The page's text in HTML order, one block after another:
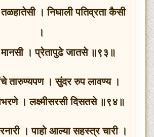
। निघाली पतिव्रता कैसी
।
। प्रेतापुढे जातसे ॥९३॥
तारुण्यपण । सुंदर रुप लावण्य ।
। लक्ष्मीसरसी दिसतसे ॥९४॥
। पाहो आल्या सहस्त्र चारी ।